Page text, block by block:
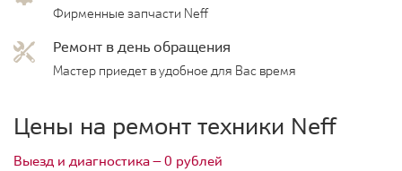
Фирменные запчасти Neff
Ремонт в день обращения
Мастер приедет в удобное для Вас время
Цены на ремонт техники Neff
Выезд и диагностика — 0 рублей